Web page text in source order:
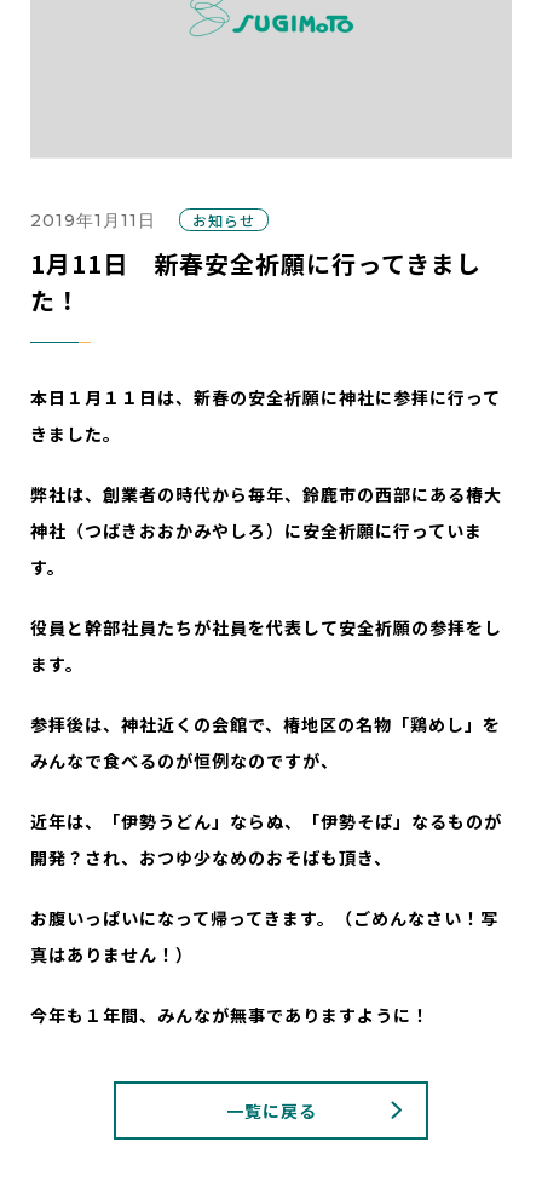
2019年1月11日 お知らせ
1月11日 新春安全祈願に行ってきまし
た！
本日１月１１日は、新春の安全祈願に神社に参拝に行って
きました。
弊社は、創業者の時代から毎年、鈴鹿市の西部にある椿大
神社（つばきおおかみやしろ）に安全祈願に行っていま
す。
役員と幹部社員たちが社員を代表して安全祈願の参拝をし
ます。
参拝後は、神社近くの会館で、椿地区の名物「鶏めし」を
みんなで食べるのが恒例なのですが、
近年は、「伊勢うどん」ならぬ、「伊勢そば」なるものが
開発？され、おつゆ少なめのおそばも頂き、
お腹いっぱいになって帰ってきます。（ごめんなさい！写
真はありません！）
今年も１年間、みんなが無事でありますように！
一覧に戻る